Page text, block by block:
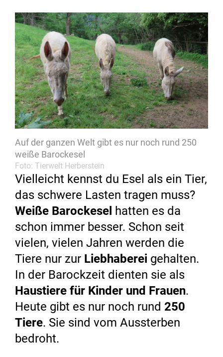
Auf der ganzen Welt gibt es nur noch rund 250
weiße Barockesel
Foto: Tierwelt Herberstein
Vielleicht kennst du Esel als ein Tier,
das schwere Lasten tragen muss?
Weiße Barockesel hatten es da
schon immer besser. Schon seit
vielen, vielen Jahren werden die
Tiere nur zur Liebhaberei gehalten.
In der Barockzeit dienten sie als
Haustiere für Kinder und Frauen.
Heute gibt es nur noch rund 250
Tiere. Sie sind vom Aussterben
bedroht.